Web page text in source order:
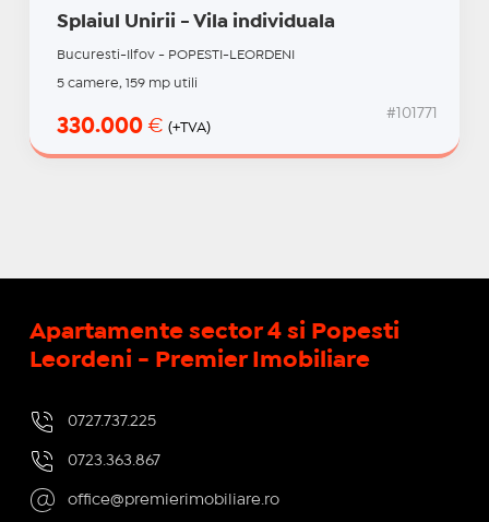
Splaiul Unirii - Vila individuala
Bucuresti-Ilfov - POPESTI-LEORDENI
5 camere, 159 mp utili
330.000 € (+TVA)
#101771
Apartamente sector 4 si Popesti
Leordeni - Premier Imobiliare
0727.737.225
0723.363.867
office@premierimobiliare.ro